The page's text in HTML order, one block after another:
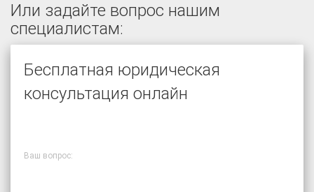
Или задайте вопрос нашим
специалистам:
Бесплатная юридическая
консультация онлайн
Ваш вопрос: